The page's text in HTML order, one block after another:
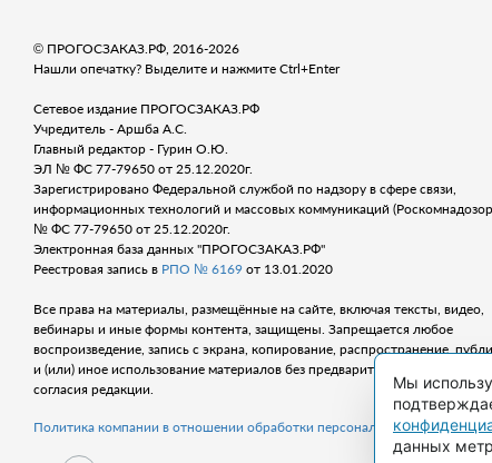
© ПРОГОСЗАКАЗ.РФ, 2016-2026
Нашли опечатку? Выделите и нажмите Ctrl+Enter
Сетевое издание ПРОГОСЗАКАЗ.РФ
Учредитель - Аршба А.С.
Главный редактор - Гурин О.Ю.
ЭЛ № ФС 77-79650 от 25.12.2020г.
Зарегистрировано Федеральной службой по надзору в сфере связи,
информационных технологий и массовых коммуникаций
№ ФС 77-79650 от 25.12.2020г.
Электронная база данных "ПРОГОСЗАКАЗ.РФ"
Реестровая запись в РПО № 6169 от 13.01.2020
Все права на материалы, размещённые на сайте, включая тексты, видео,
вебинары и иные формы контента, защищены. Запрещается любое
воспроизведение, запись с экрана, копирование, распространение,
и (или) иное использование материалов без предварительного
согласия редакции.
Политика компании в отношении обработки персональных данных
Мы
данных